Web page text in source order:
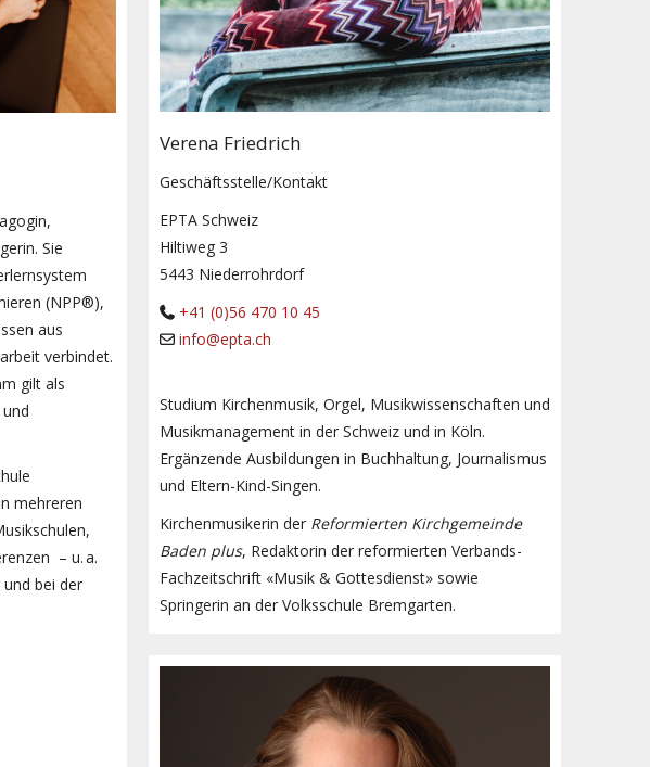
Sie
(NPP®),
aus
verbindet.
gilt als
mehreren
– u. a.
bei der
Verena Friedrich
Geschäftsstelle/Kontakt
EPTA Schweiz
Hiltiweg 3
5443 Niederrohrdorf
+41 (0)56 470 10 45
info@epta.ch
Studium Kirchenmusik, Orgel, Musikwissenschaften und
Musikmanagement in der Schweiz und in Köln.
Ergänzende Ausbildungen in Buchhaltung, Journalismus
und Eltern-Kind-Singen.
Kirchenmusikerin der Reformierten Kirchgemeinde
Baden plus, Redaktorin der reformierten Verbands-
Fachzeitschrift «Musik & Gottesdienst» sowie
Springerin an der Volksschule Bremgarten.